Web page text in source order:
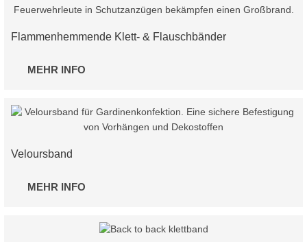
Flammenhemmende Klett- & Flauschbänder
MEHR INFO
Veloursband
MEHR INFO